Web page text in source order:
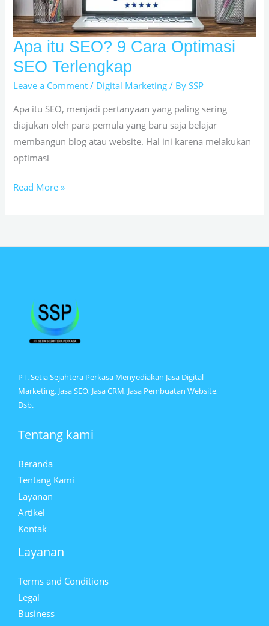
Apa itu SEO? 9 Cara Optimasi
SEO Terlengkap
Leave a Comment / Digital Marketing / BySSP
Apa itu SEO, menjadi pertanyaan yang paling sering
diajukan oleh para pemula yang baru saja belajar
membangun blog atau website. Hal ini karena melakukan
optimasi
Apa
itu
SEO?
9
Cara
Optimasi
SEO
Terlengkap
Read More »
PT. Setia Sejahtera Perkasa Menyediakan Jasa Digital
Marketing, Jasa SEO, Jasa CRM, Jasa Pembuatan Website,
Dsb.
Tentang kami
Beranda
Tentang Kami
Layanan
Artikel
Kontak
Layanan
Terms and Conditions
Legal
Business